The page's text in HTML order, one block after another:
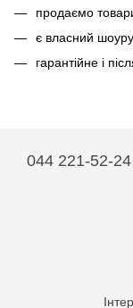
продаємо
є власний
гарантійне і
044 221-52-24